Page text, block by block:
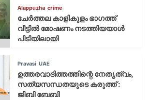
Alappuzha crime
ചേർത്തല കാളികുളം ഭാഗത്ത്
വീട്ടിൽ മോഷണം നടത്തിയയാൾ
പിടിയിലായി
Pravasi UAE
ഉത്തരവാദിത്തത്തിന്റെ നേതൃത്വം,
സത്യസന്ധതയുടെ കരുത്ത് :
ജിബി ബേബി